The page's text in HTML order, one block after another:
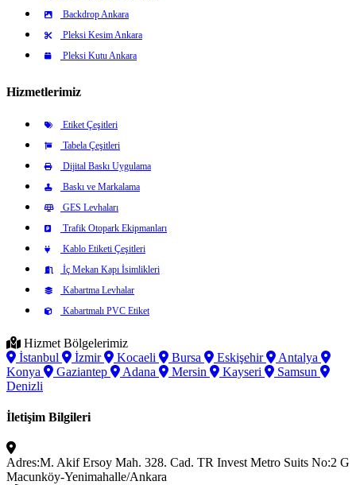
Backdrop Ankara
Pleksi Kesim Ankara
Pleksi Kutu Ankara
Hizmetlerimiz
Etiket Çeşitleri
Tabela Çeşitleri
Dijital Baskı Uygulama
Baskı ve Markalama
GES Levhaları
Trafik Otopark Ekipmanları
Kablo Etiketi Çeşitleri
İç Mekan Kapı İsimlikleri
Kabartma Levhalar
Kabartmalı PVC Etiket
Hizmet Bölgelerimiz
İstanbul
İzmir Kocaeli Bursa Eskişehir
Antalya
Konya
Gaziantep Adana Mersin Kayseri
Samsun
Denizli
İletişim Bilgileri
Adres:M. Akif Ersoy Mah. 328. Cad. TR Invest Metro Suits No:2 G
Macunköy-Yenimahalle/Ankara